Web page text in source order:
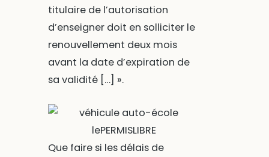
titulaire de l’autorisation
d’enseigner doit en solliciter le
renouvellement deux mois
avant la date d’expiration de
sa validité […] ».
Que faire si les délais de